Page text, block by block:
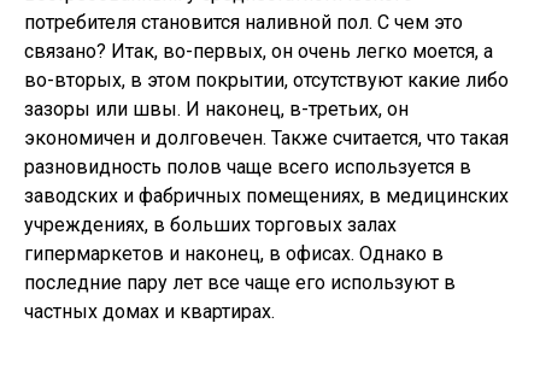
потребителя становится наливной пол. С чем это
связано? Итак, во-первых, он очень легко моется, а
во-вторых, в этом покрытии, отсутствуют какие либо
зазоры или швы. И наконец, в-третьих, он
экономичен и долговечен. Также считается, что такая
разновидность полов чаще всего используется в
заводских и фабричных помещениях, в медицинских
учреждениях, в больших торговых залах
гипермаркетов и наконец, в офисах. Однако в
последние пару лет все чаще его используют в
частных домах и квартирах.